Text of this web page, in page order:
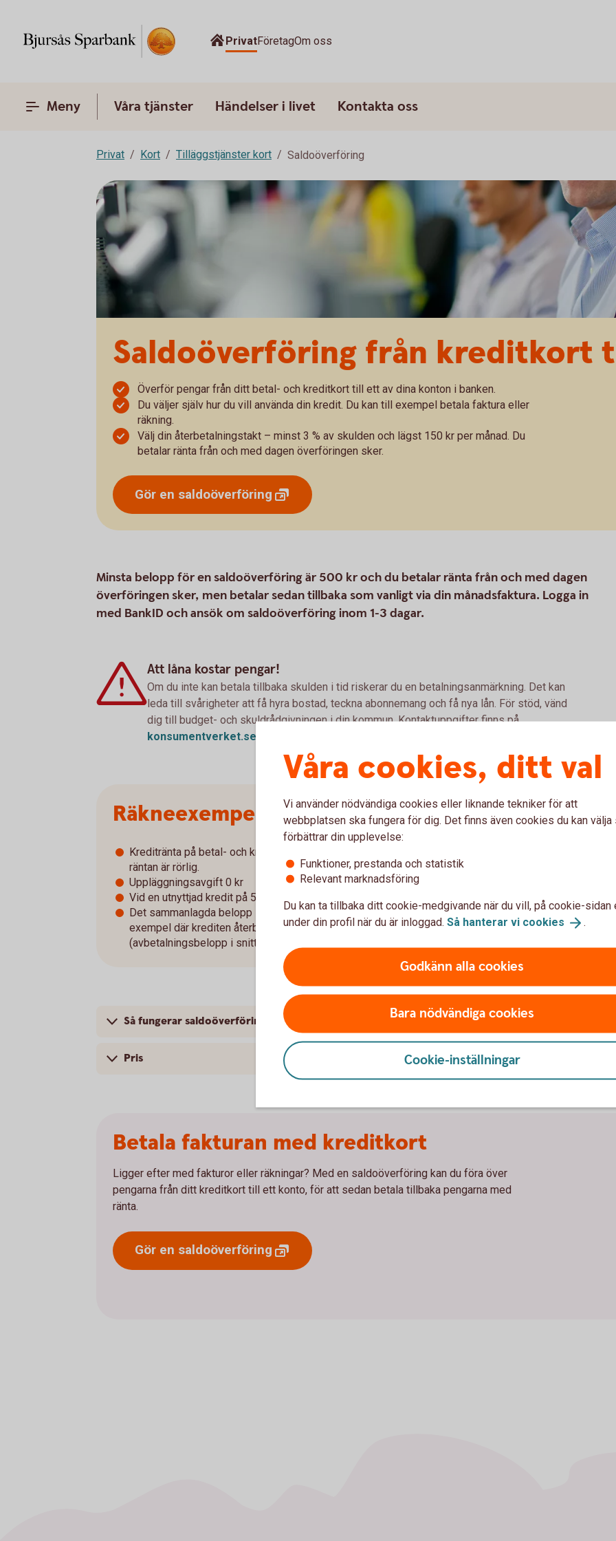
PrivatFöretagOm oss
Meny Våra tjänster Händelser i livet Kontakta oss
Privat Kort Tilläggstjänster kort Saldoöverföring
Saldoöverföring från kreditkort
Överför pengar från ditt betal- och kreditkort till ett av dina konton i banken.
Du väljer själv hur du vill använda din kredit. Du kan till exempel betala faktura eller
räkning.
Välj din återbetalningstakt – minst 3 % av skulden och lägst 150 kr per månad. Du
betalar ränta från och med dagen överföringen sker.
Gör en saldoöverföring
Minsta belopp för en saldoöverföring är 500 kr och du betalar ränta från och med dagen
överföringen sker, men betalar sedan tillbaka som vanligt via din månadsfaktura. Logga in
med BankID och ansök om saldoöverföring inom 1-3 dagar.
Att låna kostar pengar!
Om du inte kan betala tillbaka skulden i tid riskerar du en betalningsanmärkning. Det kan
leda till svårigheter att få hyra bostad, teckna abonnemang och få nya lån. För stöd, vänd
dig till budget- och skuldrådgivningen i din kommun. Kontaktuppgifter finns på
konsumentverket.se
Räkneexempel Saldoöverföring
Kreditränta på betal- och kreditkort Mastercard för närvarande 13,55 % (2025-10-01),
räntan är rörlig.
Uppläggningsavgift 0 kr
Vid en utnyttjad kredit på 5 000 kr är den effektiva räntan för närvarande 14,42 %.
Det sammanlagda belopp som ska betalas är 5 141 kr. Beloppet är uträknat utifrån ett
exempel där krediten återbetalas med rak amortering under 4 månader
(avbetalningsbelopp i snitt 1 285 kr).
Så fungerar saldoöverföring
Pris
Betala fakturan med kreditkort
Ligger efter med fakturor eller räkningar? Med en saldoöverföring kan du föra över
pengarna från ditt kreditkort till ett konto, för att sedan betala tillbaka pengarna med
ränta.
Gör en saldoöverföring
Våra cookies, ditt val
Vi använder nödvändiga cookies eller liknande tekniker för att
webbplatsen ska fungera för dig. Det finns även cookies du kan välja
förbättrar din upplevelse:
Funktioner, prestanda och statistik
Relevant marknadsföring
Du kan ta tillbaka ditt cookie-medgivande när du vill, på cookie-sidan
under din profil när du är inloggad. Så hanterar vi cookies .
Godkänn alla cookies
Bara nödvändiga cookies
Cookie-inställningar